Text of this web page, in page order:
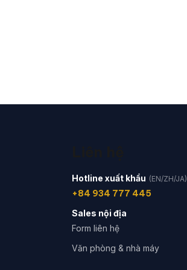
Hotline xuất khẩu (EN/ZH/JA)
+84 934 777 445
Sales nội địa
Form liên hệ
Văn phòng & nhà máy